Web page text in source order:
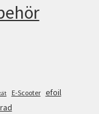
E-Scooter efoil